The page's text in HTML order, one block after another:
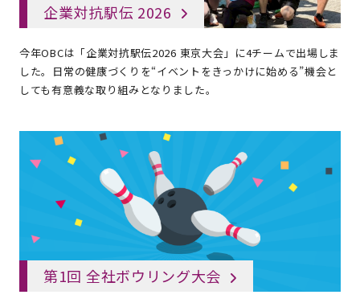
企業対抗駅伝 2026
今年OBCは「企業対抗駅伝2026 東京大会」に4チームで出場しま
した。日常の健康づくりを“イベントをきっかけに始める”機会と
しても有意義な取り組みとなりました。
第1回 全社ボウリング大会